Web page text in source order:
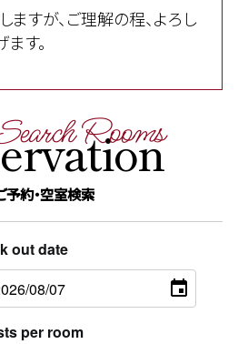
ますが、ご理解の程、よろし
す。
Rooms
予約・空室検索
out date
per room